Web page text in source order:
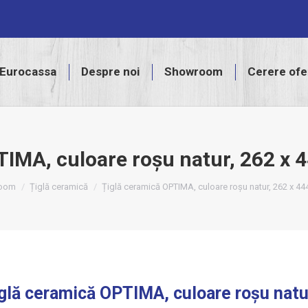
Eurocassa Despre noi Showroom Cerere
culoare roșu natur, 262 x
Țiglă ceramică Țiglă ceramică OPTIMA, culoare roșu natur, 262 x
ceramică OPTIMA, culoare roșu
Despre noi Showroom Cerere ofertă